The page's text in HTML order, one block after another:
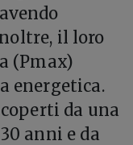
il loro
(Pmax)
energetica.
da una
anni e da